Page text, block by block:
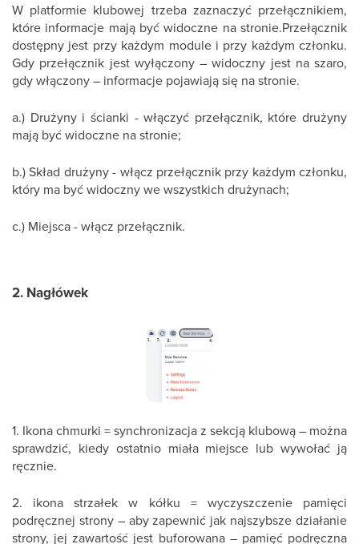
W platformie klubowej trzeba zaznaczyć przełącznikiem,
które informacje mają być widoczne na stronie.Przełącznik
dostępny jest przy każdym module i przy każdym członku.
Gdy przełącznik jest wyłączony – widoczny jest na szaro,
gdy włączony – informacje pojawiają się na stronie.
a.) Drużyny i ścianki - włączyć przełącznik, które drużyny
mają być widoczne na stronie;
b.) Skład drużyny - włącz przełącznik przy każdym członku,
który ma być widoczny we wszystkich drużynach;
c.) Miejsca - włącz przełącznik.
2. Nagłówek
1. Ikona chmurki = synchronizacja z sekcją klubową – można
sprawdzić, kiedy ostatnio miała miejsce lub wywołać ją
ręcznie.
2. ikona strzałek w kółku = wyczyszczenie pamięci
podręcznej strony – aby zapewnić jak najszybsze działanie
strony, jej zawartość jest buforowana – pamięć podręczna